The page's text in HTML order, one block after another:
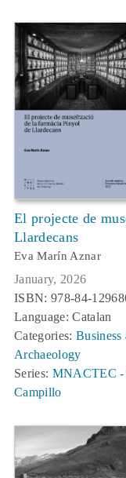
El projecte de
Llardecans
Eva Marín Aznar
January, 2026
ISBN: 978-84-
Language: Catalan
Categories:Business
Archaeology
Series: MNACTEC -
Campillo